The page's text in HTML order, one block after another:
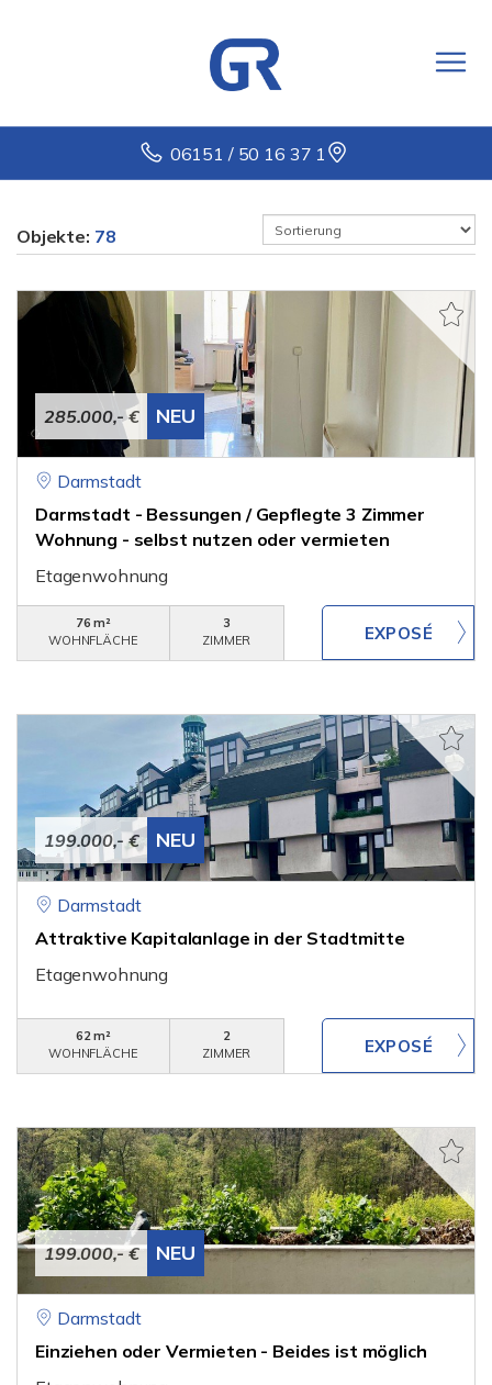
06151 / 50 16 37 1
Objekte: 78
285.000,- € NEU
Darmstadt
Darmstadt - Bessungen / Gepflegte 3 Zimmer
Wohnung - selbst nutzen oder vermieten
Etagenwohnung
76 m²
WOHNFLÄCHE
3
ZIMMER
199.000,- € NEU
Darmstadt
Attraktive Kapitalanlage in der Stadtmitte
Etagenwohnung
62 m²
WOHNFLÄCHE
2
ZIMMER
199.000,- € NEU
Darmstadt
Einziehen oder Vermieten - Beides ist möglich